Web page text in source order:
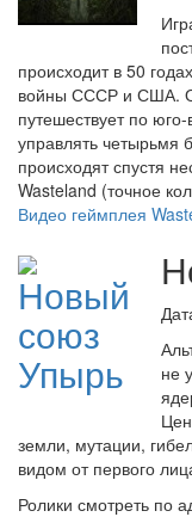
происходит в 50
войны СССР и США.
путешествует по
управлять четырьмя
происходят спустя
Wasteland (точное
Видео геймплея
не
земли, мутации,
видом от первого
Ролики смотреть по